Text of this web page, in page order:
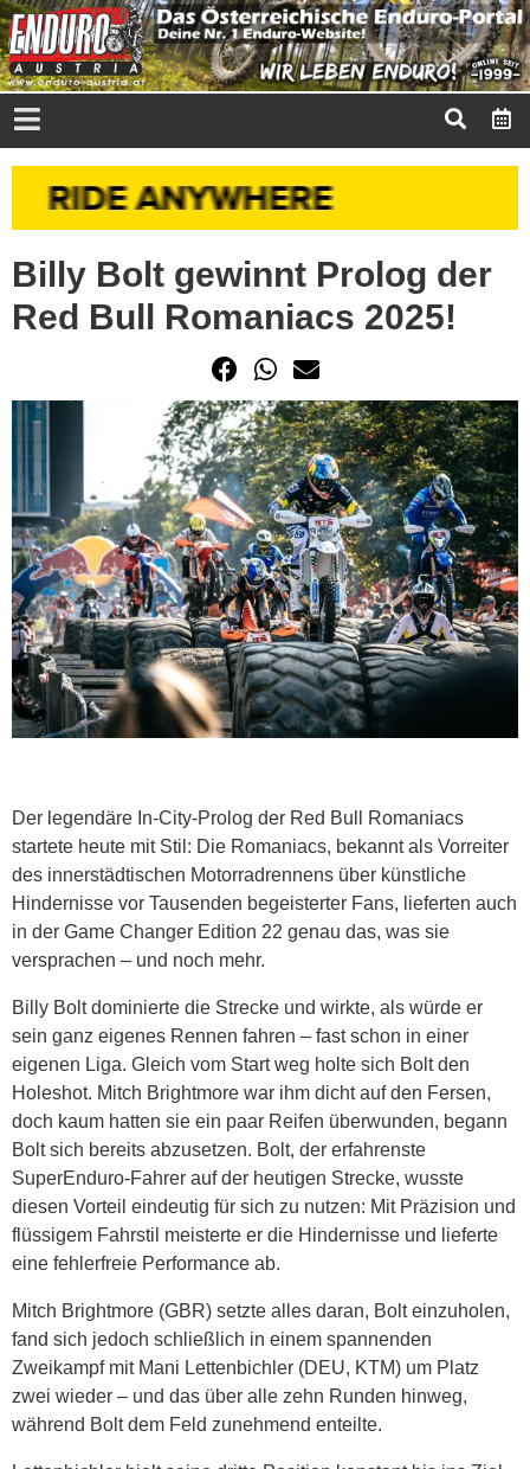
Billy Bolt gewinnt Prolog der
Red Bull Romaniacs 2025!
Der legendäre In-City-Prolog der Red Bull Romaniacs
startete heute mit Stil: Die Romaniacs, bekannt als Vorreiter
des innerstädtischen Motorradrennens über künstliche
Hindernisse vor Tausenden begeisterter Fans, lieferten auch
in der Game Changer Edition 22 genau das, was sie
versprachen – und noch mehr.
Billy Bolt dominierte die Strecke und wirkte, als würde er
sein ganz eigenes Rennen fahren – fast schon in einer
eigenen Liga. Gleich vom Start weg holte sich Bolt den
Holeshot. Mitch Brightmore war ihm dicht auf den Fersen,
doch kaum hatten sie ein paar Reifen überwunden, begann
Bolt sich bereits abzusetzen. Bolt, der erfahrenste
SuperEnduro-Fahrer auf der heutigen Strecke, wusste
diesen Vorteil eindeutig für sich zu nutzen: Mit Präzision und
flüssigem Fahrstil meisterte er die Hindernisse und lieferte
eine fehlerfreie Performance ab.
Mitch Brightmore (GBR) setzte alles daran, Bolt einzuholen,
fand sich jedoch schließlich in einem spannenden
Zweikampf mit Mani Lettenbichler (DEU, KTM) um Platz
zwei wieder – und das über alle zehn Runden hinweg,
während Bolt dem Feld zunehmend enteilte.